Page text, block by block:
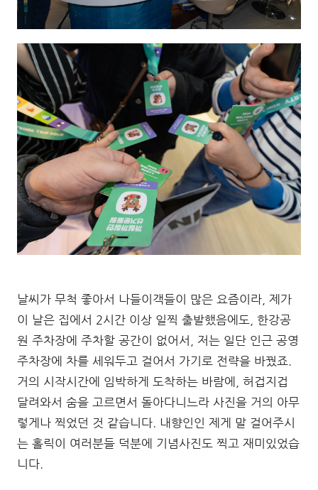
날씨가 무척 좋아서 나들이객들이 많은 요즘이라, 제가
이 날은 집에서 2시간 이상 일찍 출발했음에도, 한강공
원 주차장에 주차할 공간이 없어서, 저는 일단 인근 공영
주차장에 차를 세워두고 걸어서 가기로 전략을 바꿨죠.
거의 시작시간에 임박하게 도착하는 바람에, 허겁지겁
달려와서 숨을 고르면서 돌아다니느라 사진을 거의 아무
렇게나 찍었던 것 같습니다. 내향인인 제게 말 걸어주시
는 홀릭이 여러분들 덕분에 기념사진도 찍고 재미있었습
니다.